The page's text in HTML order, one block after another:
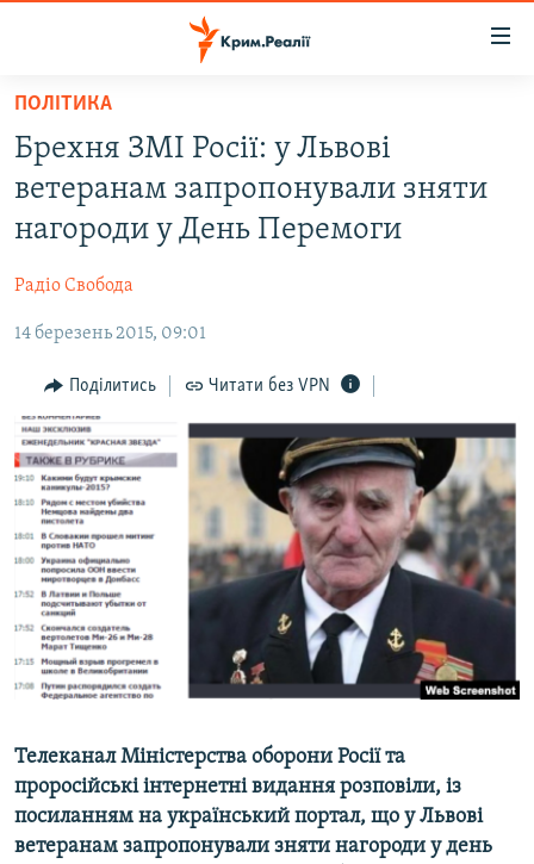
Перейти
основного
матеріалу
Перейти
до
основної
Перейти
пошуку
ВОДА.КРИМ
ВІДЕО ТА ФОТО
БЛОГИ
ПОГЛЯД
ІНТЕРВ'Ю
ВСЕ ЗА ДЕНЬ
СПЕЦПРОЕКТИ
ДЕПОРТАЦІЯ
ВІДЕОУРОКИ «ELIFBE»
СВІДЧЕННЯ ОКУПАЦІЇ
УКРАЇНСЬКА ПРОБЛЕМА КРИМУ
ІНФОГРАФІКА
ЯК ОБІЙТИ БЛОКУВАННЯ
Русский
Qırımtatar
ДОЛУЧАЙСЯ!
Усі сайти RFE/RL
ПОЛІТИКА
Брехня ЗМІ Росії: у Львові
ветеранам запропонували зняти
нагороди у День Перемоги
Радіо Свобода
14 березень 2015, 09:01
Поділитись Читати без VPN
Телеканал Міністерства оборони Росії та
проросійські інтернетні видання розповіли, із
посиланням на український портал, що у Львові
ветеранам запропонували зняти нагороди у день